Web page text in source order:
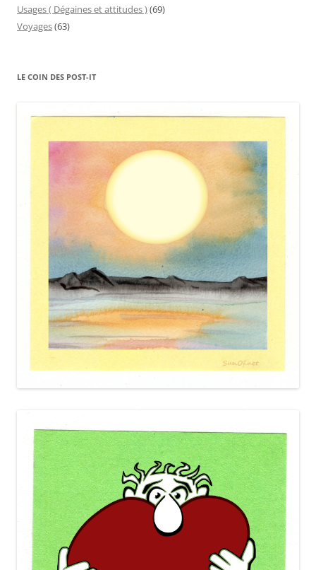
Usages ( Dégaines et attitudes )(69)
Voyages(63)
LE COIN DES POST-IT